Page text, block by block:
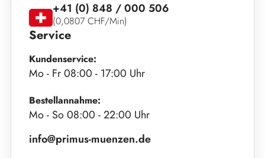
Service
Kundenservice:
Mo - Fr 08:00 - 17:00 Uhr
Bestellannahme:
Mo - So 08:00 - 22:00 Uhr
info@primus-muenzen.de
+41 (0) 848 / 000 506
(0,0807 CHF/Min)